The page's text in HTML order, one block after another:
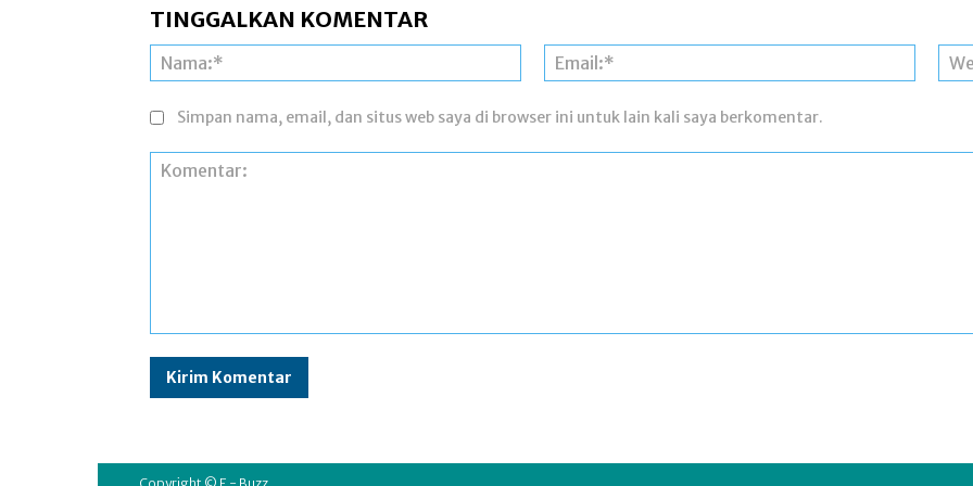
TINGGALKAN KOMENTAR
Nama:* Email:*
Simpan nama, email, dan situs web saya di browser ini untuk lain kali saya berkomentar.